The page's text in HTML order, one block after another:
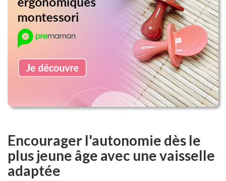
Encourager l'autonomie dès le
plus jeune âge avec une vaisselle
adaptée